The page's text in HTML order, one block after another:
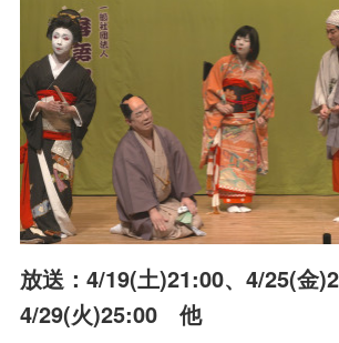
放送：4/19(土)21:00、4/25(金
4/29(火)25:00 他